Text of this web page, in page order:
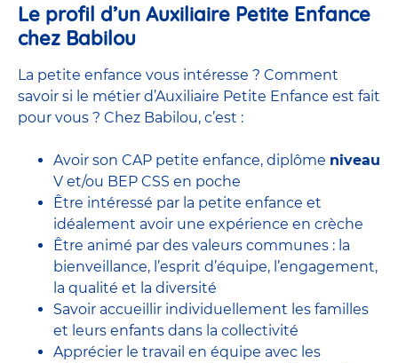
Le profil d’un Auxiliaire Petite Enfance
chez Babilou
La petite enfance vous intéresse ? Comment
savoir si le métier d’Auxiliaire Petite Enfance est fait
pour vous ? Chez Babilou, c’est :
Avoir son CAP petite enfance, diplôme niveau
V et/ou BEP CSS en poche
Être intéressé par la petite enfance et
idéalement avoir une expérience en crèche
Être animé par des valeurs communes : la
bienveillance, l’esprit d’équipe, l’engagement,
la qualité et la diversité
Savoir accueillir individuellement les familles
et leurs enfants dans la collectivité
Apprécier le travail en équipe avec les